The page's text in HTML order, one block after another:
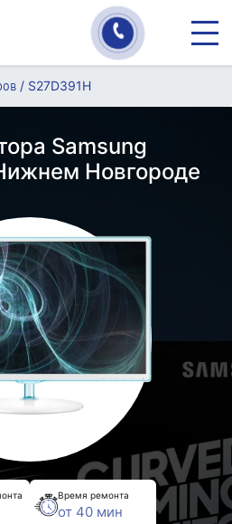
/ S27D391H
Samsung
Новгороде
Время ремонта
от 40 мин